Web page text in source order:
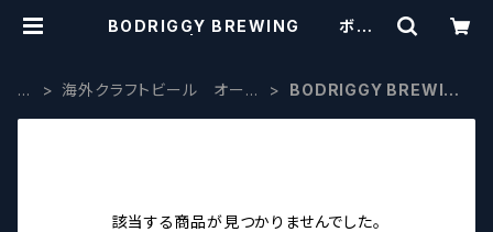
BODRIGGY BREWING ボッド
H
海外クラフトビール オース
BODRIGGY BREWIN
該当する商品が見つかりませんでした。